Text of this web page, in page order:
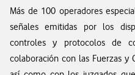
Más de 100 operadores
señales emitidas por los
controles y protocolos de
colaboración con las Fuerzas y